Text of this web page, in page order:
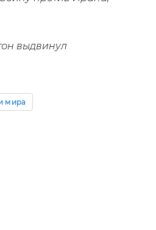
выдвинул
мира